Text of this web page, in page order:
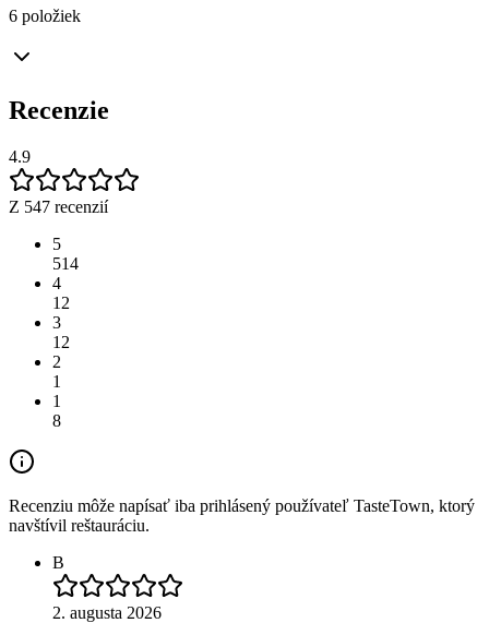
6 položiek
Recenzie
4.9
Z 547 recenzií
5
514
4
12
3
12
2
1
1
8
Recenziu môže napísať iba prihlásený používateľ TasteTown, ktorý
navštívil reštauráciu.
B
2. augusta 2026